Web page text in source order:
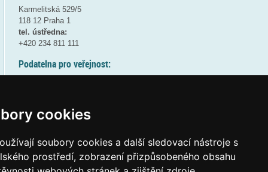
cookies
soubory cookies a další sledovací nástroje s
prostředí, zobrazení přizpůsobeného obsahu
Karmelitská 529/5
118 12 Praha 1
tel. ústředna:
+420 234 811 111
Podatelna pro veřejnost:
(více informací
Elektronická podatelna: